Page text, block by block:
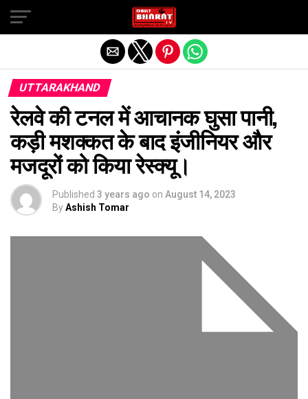
UTTARAKHAND
रेलवे की टनल में आचानक घुसा पानी,
कड़ी मशक्कत के बाद इंजीनियर और
मजदूरों को किया रेस्क्यू।
Published 3 years ago on August 14, 2023
ByAshish Tomar
Exit mobile version